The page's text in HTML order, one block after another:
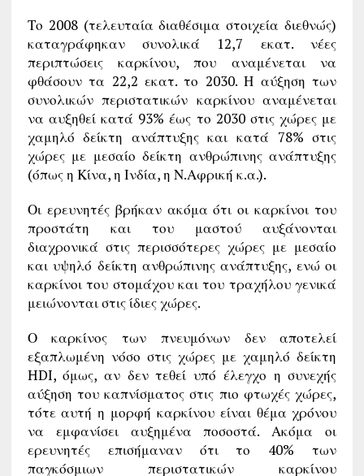
Το 2008 (τελευταία διαθέσιμα στοιχεία διεθνώς)
καταγράφηκαν συνολικά 12,7 εκατ. νέες
περιπτώσεις καρκίνου, που αναμένεται να
φθάσουν τα 22,2 εκατ. το 2030. Η αύξηση των
συνολικών περιστατικών καρκίνου αναμένεται
να αυξηθεί κατά 93% έως το 2030 στις χώρες με
χαμηλό δείκτη ανάπτυξης και κατά 78% στις
χώρες με μεσαίο δείκτη ανθρώπινης ανάπτυξης
(όπως η Κίνα, η Ινδία, η Ν.Αφρική κ.α.).
Οι ερευνητές βρήκαν ακόμα ότι οι καρκίνοι του
προστάτη και του μαστού αυξάνονται
διαχρονικά στις περισσότερες χώρες με μεσαίο
και υψηλό δείκτη ανθρώπινης ανάπτυξης, ενώ οι
καρκίνοι του στομάχου και του τραχήλου γενικά
μειώνονται στις ίδιες χώρες.
Ο καρκίνος των πνευμόνων δεν αποτελεί
εξαπλωμένη νόσο στις χώρες με χαμηλό δείκτη
HDI, όμως, αν δεν τεθεί υπό έλεγχο η συνεχής
αύξηση του καπνίσματος στις πιο φτωχές χώρες,
τότε αυτή η μορφή καρκίνου είναι θέμα χρόνου
να εμφανίσει αυξημένα ποσοστά. Ακόμα οι
ερευνητές επισήμαναν ότι το 40% των
παγκόσμιων περιστατικών καρκίνου